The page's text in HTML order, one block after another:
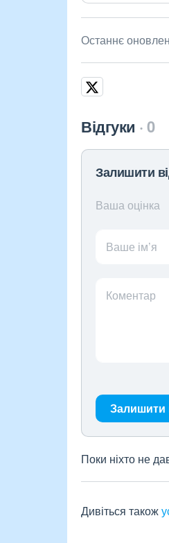
Останнє
Відгуки 0
Залишити
Ваша оцінка
Ваше ім’я
Коментар
Залишити
Поки ніхто не
Дивіться також